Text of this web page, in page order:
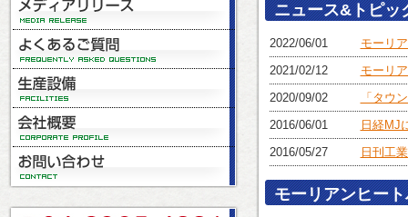
ニュース&トピッ
2022/06/01
モーリ
2021/02/12
モーリ
2020/09/02
「タウ
2016/06/01
日経MJ
2016/05/27
日刊工
モーリアンヒー